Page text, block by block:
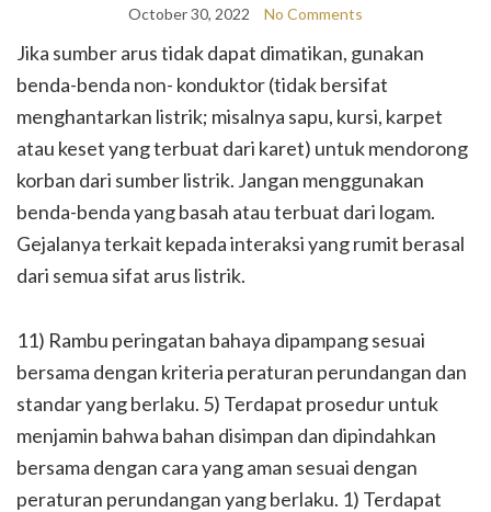
October 30, 2022 No Comments
Jika sumber arus tidak dapat dimatikan, gunakan
benda-benda non- konduktor (tidak bersifat
menghantarkan listrik; misalnya sapu, kursi, karpet
atau keset yang terbuat dari karet) untuk mendorong
korban dari sumber listrik. Jangan menggunakan
benda-benda yang basah atau terbuat dari logam.
Gejalanya terkait kepada interaksi yang rumit berasal
dari semua sifat arus listrik.
11) Rambu peringatan bahaya dipampang sesuai
bersama dengan kriteria peraturan perundangan dan
standar yang berlaku. 5) Terdapat prosedur untuk
menjamin bahwa bahan disimpan dan dipindahkan
bersama dengan cara yang aman sesuai dengan
peraturan perundangan yang berlaku. 1) Terdapat